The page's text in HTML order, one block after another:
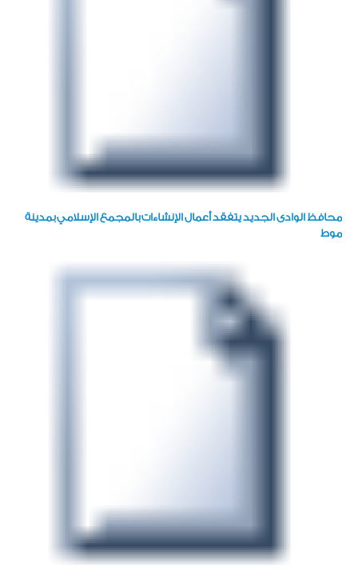
محافظ الوادى الجديد يتفقد أعمال الإنشاءات بالمجمع الإسلامي بمدينة
موط